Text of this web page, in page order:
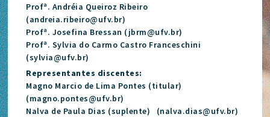
Profª. Andréia Queiroz Ribeiro
(andreia.ribeiro@ufv.br)
Profª. Josefina Bressan (jbrm@ufv.br)
Profª. Sylvia do Carmo Castro Franceschini
(sylvia@ufv.br)
Representantes discentes:
Magno Marcio de Lima Pontes (titular)
(magno.pontes@ufv.br)
Nalva de Paula Dias (suplente) (nalva.dias@ufv.br)